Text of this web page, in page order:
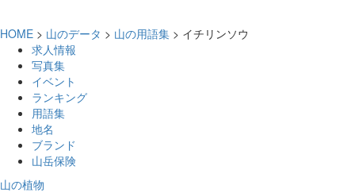
HOME > 山のデータ > 山の用語集 > イチリンソウ
求人情報
写真集
イベント
ランキング
用語集
地名
ブランド
山岳保険
山の植物